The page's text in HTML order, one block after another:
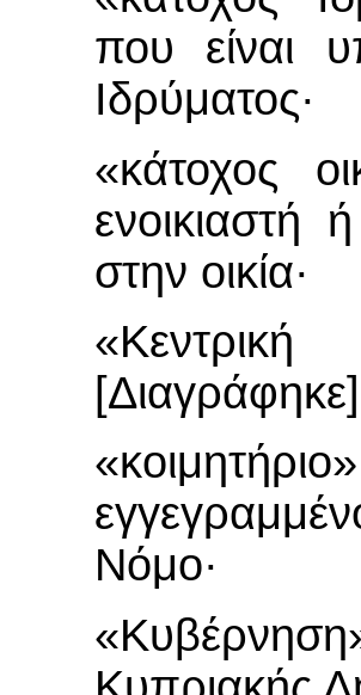
που είναι
Ιδρύματος·
«κάτοχος
στην οικία·
[Διαγράφηκε]
Νόμο·